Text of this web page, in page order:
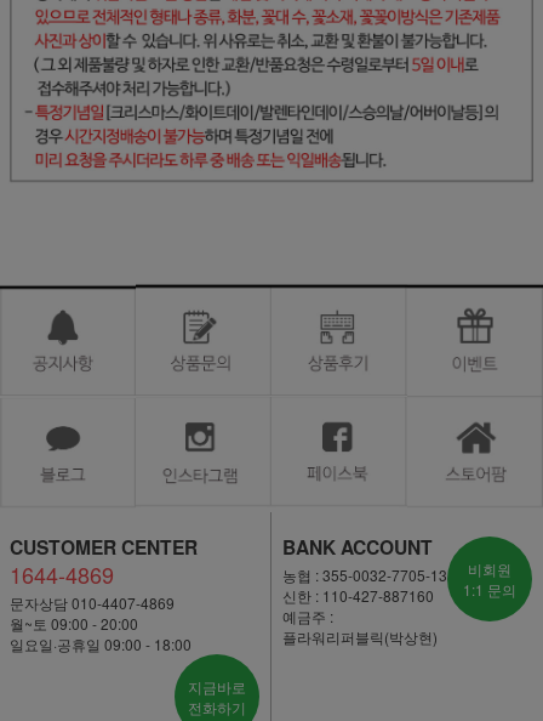
CUSTOMER CENTER
1644-4869
문자상담 010-4407-4869
월~토 09:00 - 20:00
일요일·공휴일 09:00 - 18:00
지금바로
전화하기
BANK ACCOUNT
농협 : 355-0032-7705-13
신한 : 110-427-887160
예금주 :
플라워리퍼블릭(박상현)
비회원
1:1 문의